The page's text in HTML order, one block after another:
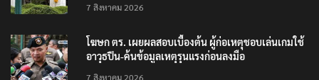
7 สิงหาคม 2026
โฆษก ตร. เผยผลสอบเบื้องต้น ผู้ก่อเหตุชอบเล่นเกมใช้
อาวุธปืน-ค้นข้อมูลเหตุรุนแรงก่อนลงมือ
7 สิงหาคม 2026